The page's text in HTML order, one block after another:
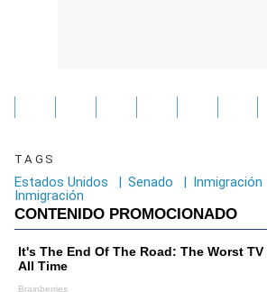
TAGS
Estados Unidos | Senado | Inmigración
Inmigración